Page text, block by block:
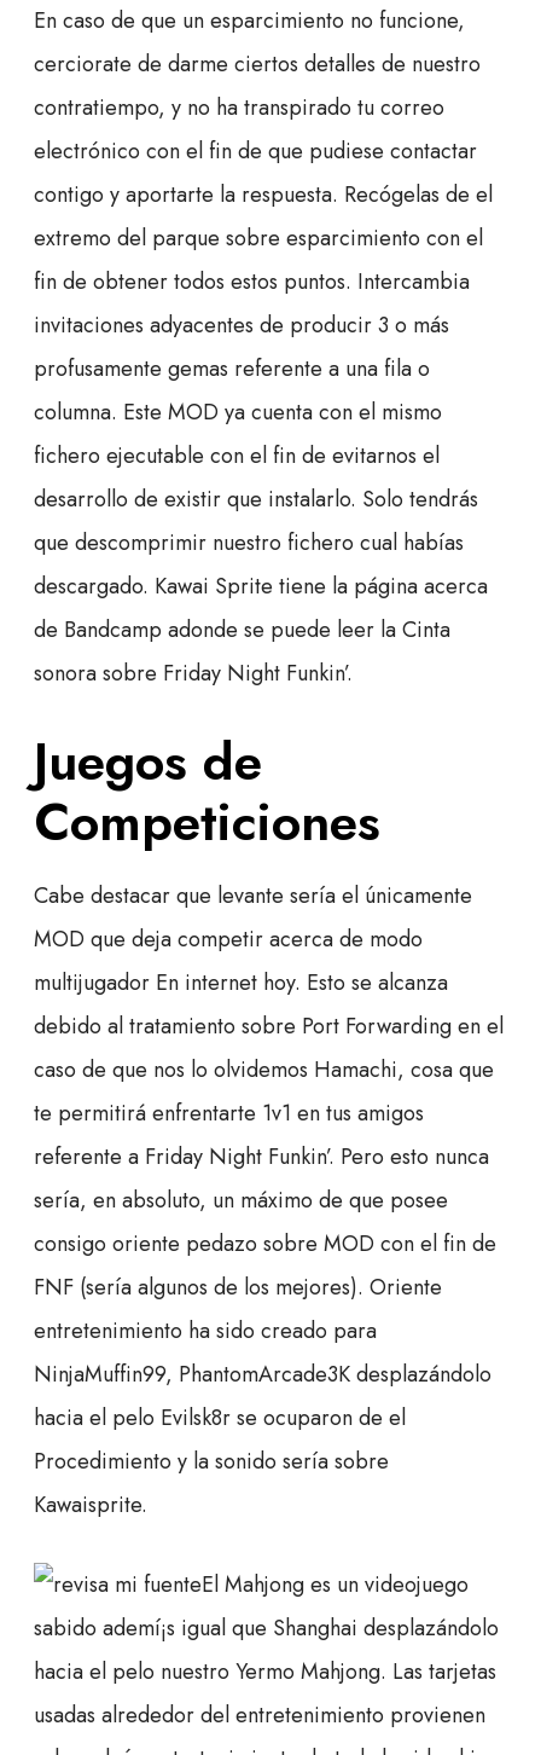
En caso de que un esparcimiento no funcione,
cerciorate de darme ciertos detalles de nuestro
contratiempo, y no ha transpirado tu correo
electrónico con el fin de que pudiese contactar
contigo y aportarte la respuesta. Recógelas de el
extremo del parque sobre esparcimiento con el
fin de obtener todos estos puntos. Intercambia
invitaciones adyacentes de producir 3 o más
profusamente gemas referente a una fila o
columna. Este MOD ya cuenta con el mismo
fichero ejecutable con el fin de evitarnos el
desarrollo de existir que instalarlo. Solo tendrás
que descomprimir nuestro fichero cual habías
descargado. Kawai Sprite tiene la página acerca
de Bandcamp adonde se puede leer la Cinta
sonora sobre Friday Night Funkin’.
Juegos de
Competiciones
Cabe destacar que levante serí­a el únicamente
MOD que deja competir acerca de modo
multijugador En internet hoy. Esto se alcanza
debido al tratamiento sobre Port Forwarding en el
caso de que nos lo olvidemos Hamachi, cosa que
te permitirá enfrentarte 1v1 en tus amigos
referente a Friday Night Funkin’. Pero esto nunca
serí­a, en absoluto, un máximo de que posee
consigo oriente pedazo sobre MOD con el fin de
FNF (serí­a algunos de los mejores). Oriente
entretenimiento ha sido creado para
NinjaMuffin99, PhantomArcade3K desplazándolo
hacia el pelo Evilsk8r se ocuparon de el
Procedimiento y la sonido serí­a sobre
Kawaisprite.
El Mahjong es un videojuego
sabido ademí¡s igual que Shanghai desplazándolo
hacia el pelo nuestro Yermo Mahjong. Las tarjetas
usadas alrededor del entretenimiento provienen